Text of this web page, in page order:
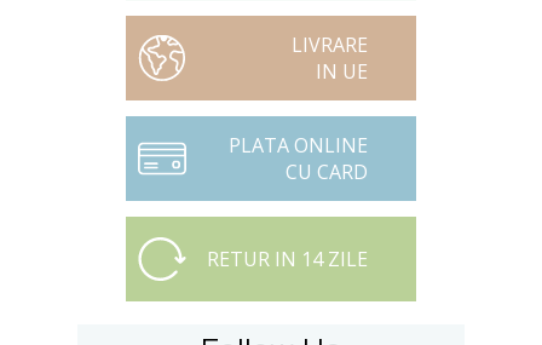
LIVRARE
IN UE
PLATA ONLINE
CU CARD
RETUR IN 14 ZILE